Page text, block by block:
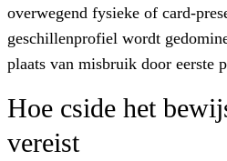
overwegend fysieke of card-
geschillenprofiel wordt
plaats van misbruik door eerste
Hoe cside het
vereist